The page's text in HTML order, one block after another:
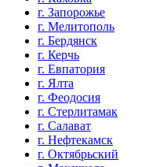
г. Запорожье
г. Мелитополь
г. Бердянск
г. Керчь
г. Евпатория
г. Ялта
г. Феодосия
г. Стерлитамак
г. Салават
г. Нефтекамск
г. Октябрьский